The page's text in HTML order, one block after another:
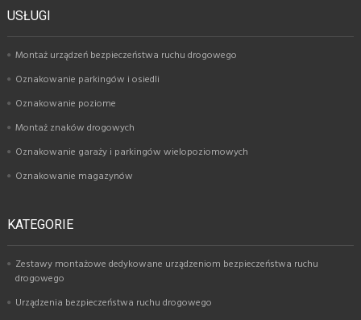
USŁUGI
Montaż urządzeń bezpieczeństwa ruchu drogowego
Oznakowanie parkingów i osiedli
Oznakowanie poziome
Montaż znaków drogowych
Oznakowanie garaży i parkingów wielopoziomowych
Oznakowanie magazynów
KATEGORIE
Zestawy montażowe dedykowane urządzeniom bezpieczeństwa ruchu
drogowego
Urządzenia bezpieczeństwa ruchu drogowego